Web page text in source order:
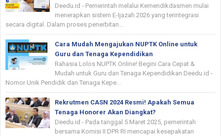
Deedu.id - Pemerintah melalui Kemendikdasmen mulai
menerapkan sistem E-Ijazah 2026 yang terintegrasi
secara digital. Dalam proses penerbitan...
Cara Mudah Mengajukan NUPTK Online untuk
Guru dan Tenaga Kependidikan
Rahasia Lolos NUPTK Online! Begini Cara Cepat &
Mudah untuk Guru dan Tenaga Kependidikan Deedu.id -
Nomor Unik Pendidik dan Tenaga Kepe...
Rekrutmen CASN 2024 Resmi! Apakah Semua
Tenaga Honorer Akan Diangkat?
Deedu.id - Pada tanggal 5 Maret 2025, pemerintah
bersama Komisi II DPR RI mencapai kesepakatan